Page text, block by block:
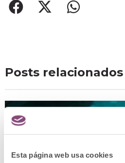
Esta página web usa cookies
Posts relacionados